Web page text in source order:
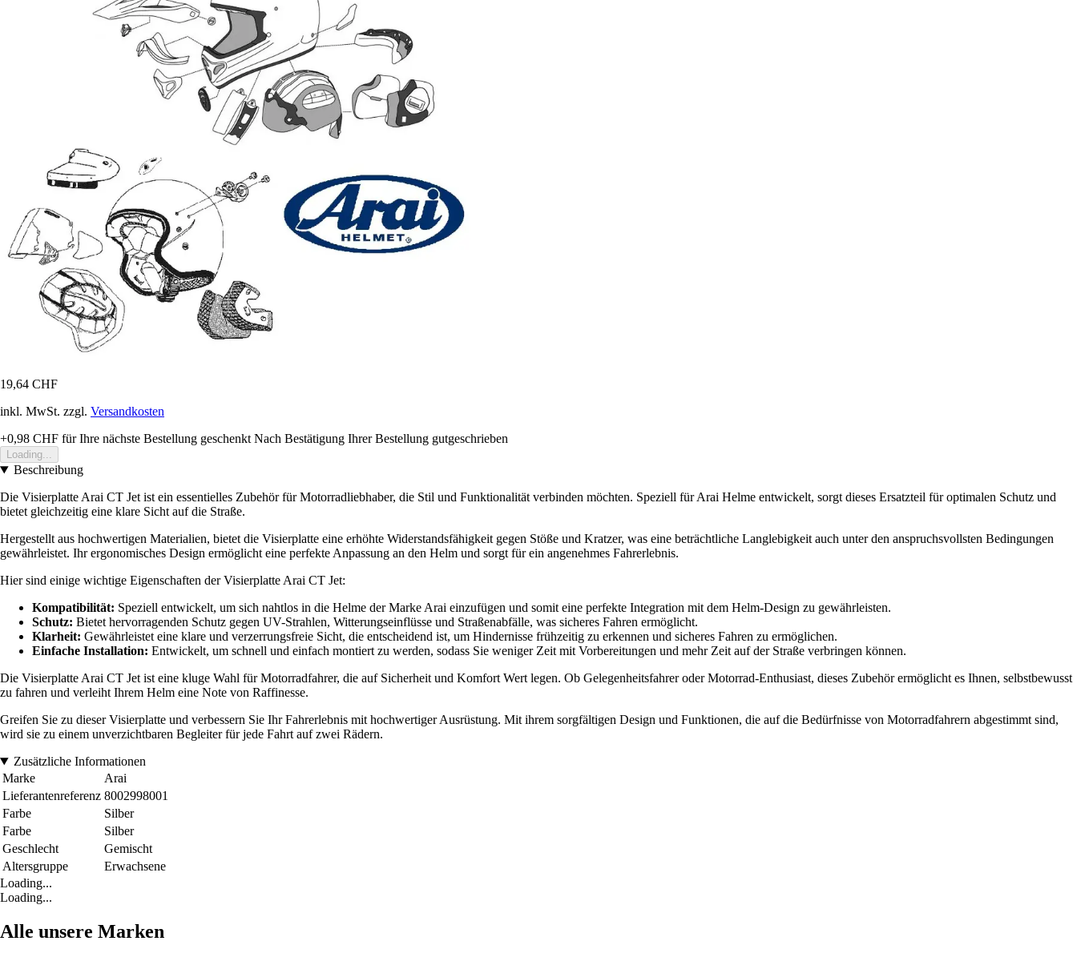
19,64 CHF
inkl. MwSt. zzgl. Versandkosten
+0,98 CHF für Ihre nächste Bestellung geschenkt Nach Bestätigung Ihrer Bestellung gutgeschrieben
Loading...
Beschreibung
Die Visierplatte Arai CT Jet ist ein essentielles Zubehör für Motorradliebhaber, die Stil und Funktionalität verbinden möchten. Speziell für Arai Helme entwickelt, sorgt dieses Ersatzteil für optimalen Schutz und
bietet gleichzeitig eine klare Sicht auf die Straße.
Hergestellt aus hochwertigen Materialien, bietet die Visierplatte eine erhöhte Widerstandsfähigkeit gegen Stöße und Kratzer, was eine beträchtliche Langlebigkeit auch unter den anspruchsvollsten Bedingungen
gewährleistet. Ihr ergonomisches Design ermöglicht eine perfekte Anpassung an den Helm und sorgt für ein angenehmes Fahrerlebnis.
Hier sind einige wichtige Eigenschaften der Visierplatte Arai CT Jet:
Kompatibilität: Speziell entwickelt, um sich nahtlos in die Helme der Marke Arai einzufügen und somit eine perfekte Integration mit dem Helm-Design zu gewährleisten.
Schutz: Bietet hervorragenden Schutz gegen UV-Strahlen, Witterungseinflüsse und Straßenabfälle, was sicheres Fahren ermöglicht.
Klarheit: Gewährleistet eine klare und verzerrungsfreie Sicht, die entscheidend ist, um Hindernisse frühzeitig zu erkennen und sicheres Fahren zu ermöglichen.
Einfache Installation: Entwickelt, um schnell und einfach montiert zu werden, sodass Sie weniger Zeit mit Vorbereitungen und mehr Zeit auf der Straße verbringen können.
Die Visierplatte Arai CT Jet ist eine kluge Wahl für Motorradfahrer, die auf Sicherheit und Komfort Wert legen. Ob Gelegenheitsfahrer oder Motorrad-Enthusiast, dieses Zubehör ermöglicht es Ihnen, selbstbewusst
zu fahren und verleiht Ihrem Helm eine Note von Raffinesse.
Greifen Sie zu dieser Visierplatte und verbessern Sie Ihr Fahrerlebnis mit hochwertiger Ausrüstung. Mit ihrem sorgfältigen Design und Funktionen, die auf die Bedürfnisse von Motorradfahrern abgestimmt sind,
wird sie zu einem unverzichtbaren Begleiter für jede Fahrt auf zwei Rädern.
Zusätzliche Informationen
Marke
Arai
Lieferantenreferenz 8002998001
Farbe
Silber
Farbe
Silber
Geschlecht
Gemischt
Altersgruppe
Erwachsene
Loading...
Loading...
Alle unsere Marken